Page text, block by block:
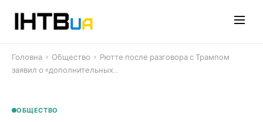
Головна › Общество › Рютте после разговора с Трампом
заявил о «дополнительных…
ОБЩЕСТВО